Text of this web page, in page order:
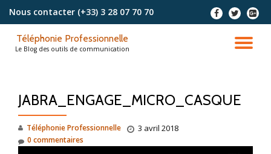
contenu
Nous contacter (+33) 3 28 07 70 70 - - -
Téléphonie Professionnelle
Le Blog des outils de communication
JABRA_ENGAGE_MICRO_CASQUE
Téléphonie Professionnelle 3 avril 2018
0 commentaires